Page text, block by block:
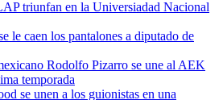
triunfan en la Universiadad Nacional
le caen los pantalones a diputado de
Rodolfo Pizarro se une al AEK
temporada
se unen a los guionistas en una